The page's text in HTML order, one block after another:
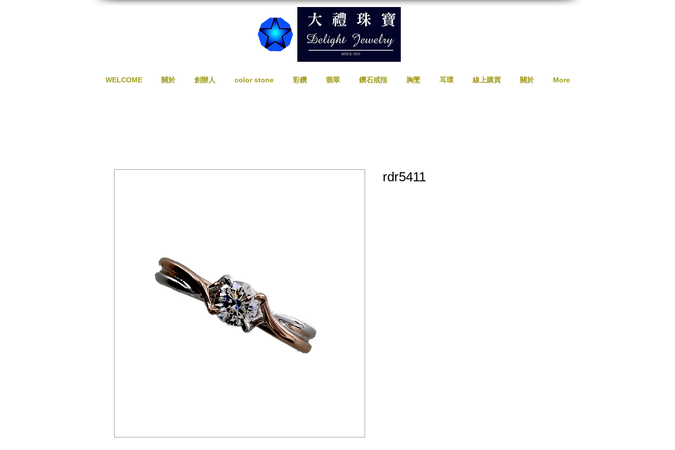
WELCOME 關於 創辦人 color stone 彩鑽 翡翠 鑽石戒指 胸墜 耳環 線上購買 關於 More
rdr5411